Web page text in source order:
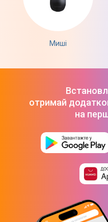
Миші
отримай
на